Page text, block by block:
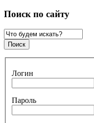
Поиск по сайту
Логин
Пароль